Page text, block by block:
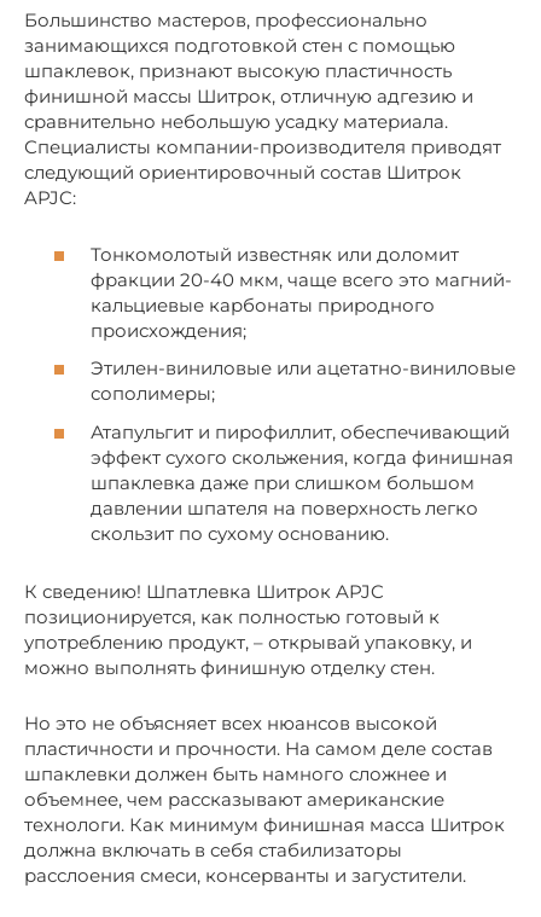
Большинство мастеров, профессионально
занимающихся подготовкой стен с помощью
шпаклевок, признают высокую пластичность
финишной массы Шитрок, отличную адгезию и
сравнительно небольшую усадку материала.
Специалисты компании-производителя приводят
следующий ориентировочный состав Шитрок
APJC:
Тонкомолотый известняк или доломит
фракции 20-40 мкм, чаще всего это магний-
кальциевые карбонаты природного
происхождения;
Этилен-виниловые или ацетатно-виниловые
сополимеры;
Атапульгит и пирофиллит, обеспечивающий
эффект сухого скольжения, когда финишная
шпаклевка даже при слишком большом
давлении шпателя на поверхность легко
скользит по сухому основанию.
К сведению! Шпатлевка Шитрок APJC
позиционируется, как полностью готовый к
употреблению продукт, – открывай упаковку, и
можно выполнять финишную отделку стен.
Но это не объясняет всех нюансов высокой
пластичности и прочности. На самом деле состав
шпаклевки должен быть намного сложнее и
объемнее, чем рассказывают американские
технологи. Как минимум финишная масса Шитрок
должна включать в себя стабилизаторы
расслоения смеси, консерванты и загустители.